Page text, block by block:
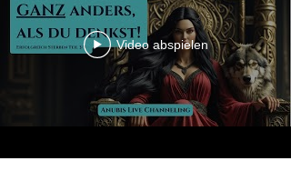
Video abspielen